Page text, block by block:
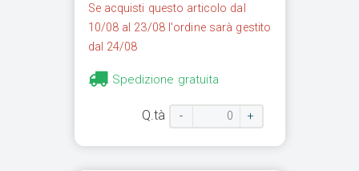
Se acquisti questo articolo dal
10/08 al 23/08 l'ordine sarà gestito
dal 24/08
Spedizione gratuita
Q.tà - +